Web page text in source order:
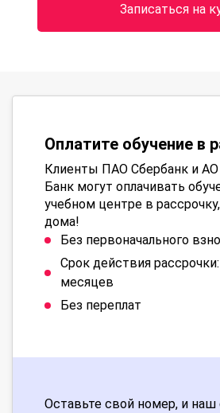
Записаться на
Оплатите обучение в
Клиенты ПАО Сбербанк и
Банк могут оплачивать
учебном центре в
дома!
Без первоначального
Срок действия
месяцев
Без переплат
Оставьте свой номер, и наш